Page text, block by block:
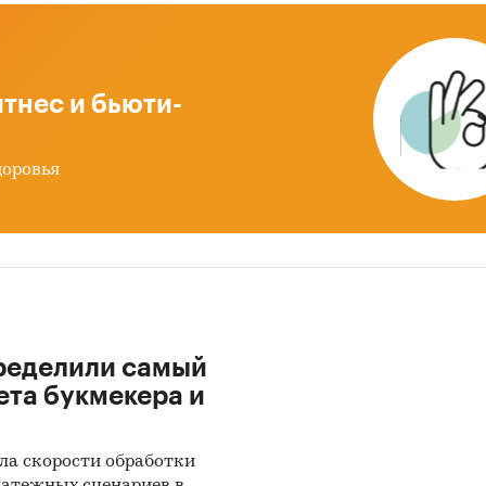
информация об объеме импорта и экспорта
в натуральном и денежном
в разрезе стран, а также динамика
января 2022 года могут быть недоступны
экономического союза: Белоруссии, Армении,
главы представлена информация о части
поставщик. Для компаний участвующих или
и бьюти-
самый
букмекера и
скорости обработки